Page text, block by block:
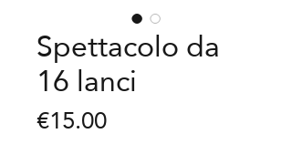
Spettacolo da
16 lanci
€15.00Price